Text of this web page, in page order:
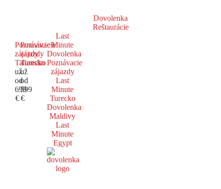
Dovolenka
Reštaurácie
Poznávacie
zájazdy
Taliansko
už
od
699
€
Poznávacie
zájazdy
Turecko
už
od
599
€
Last
Minute
Dovolenka
Poznávacie
zájazdy
Last
Minute
Turecko
Dovolenka
Maldivy
Last
Minute
Egypt